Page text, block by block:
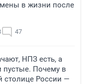
в жизни после
47
НПЗ есть, а
пустые. Почему в
столице России —